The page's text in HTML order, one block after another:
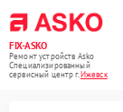
FIX-ASKO
Ремонт устройств Asko
Специализированный
cервисный центр г.Ижевск